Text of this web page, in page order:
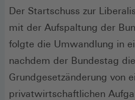
Der Startschuss zur
mit der Aufspaltung der
folgte die Umwandlung in
nachdem der Bundestag
Grundgesetzänderung von
privatwirtschaftlichen